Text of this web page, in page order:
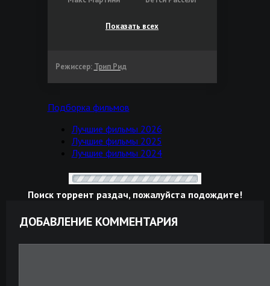
Показать всех
Режиссер: Трип Рид
Подборка фильмов
Лучшие фильмы 2026
Лучшие фильмы 2025
Лучшие фильмы 2024
Поиск торрент раздач, пожалуйста подождите!
ДОБАВЛЕНИЕ КОММЕНТАРИЯ